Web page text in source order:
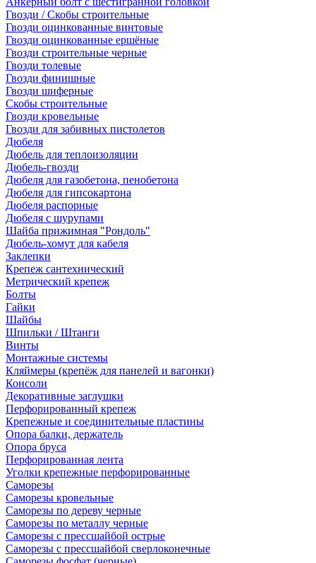
Гвозди / Скобы строительные
Гвозди оцинкованные винтовые
Гвозди оцинкованные ершёные
Гвозди строительные черные
Гвозди толевые
Гвозди финишные
Гвозди шиферные
Скобы строительные
Гвозди кровельные
Гвозди для забивных пистолетов
Дюбеля
Дюбель для теплоизоляции
Дюбель-гвозди
Дюбеля для газобетона, пенобетона
Дюбеля для гипсокартона
Дюбеля распорные
Дюбеля с шурупами
Шайба прижимная "Рондоль"
Дюбель-хомут для кабеля
Заклепки
Крепеж сантехнический
Метрический крепеж
Болты
Гайки
Шайбы
Шпильки / Штанги
Винты
Монтажные системы
Кляймеры (крепёж для панелей и вагонки)
Консоли
Декоративные заглушки
Перфорированный крепеж
Крепежные и соединительные пластины
Опора балки, держатель
Опора бруса
Перфорированная лента
Уголки крепежные перфорированные
Саморезы
Саморезы кровельные
Саморезы по дереву черные
Саморезы по металлу черные
Саморезы с прессшайбой острые
Саморезы с прессшайбой сверлоконечные